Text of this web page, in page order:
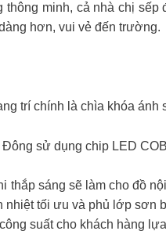
thông minh, cả nhà chị
hơn, vui vẻ đến trường.
trí chính là chìa khóa
sử dụng chip LED
thắp sáng sẽ làm cho đồ
nhiệt tối ưu và phủ lớp sơn
suất cho khách hàng